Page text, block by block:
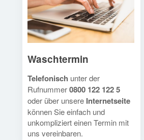
Waschtermin
Telefonisch unter der
Rufnummer0800 122 122 5
oder über unsere Internetseite
können Sie einfach und
unkompliziert einen Termin mit
uns vereinbaren.